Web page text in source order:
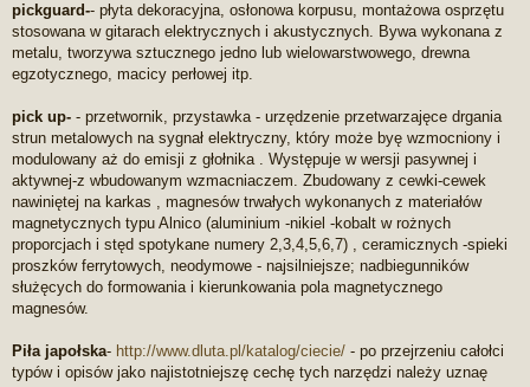
pickguard-- płyta dekoracyjna, osłonowa korpusu, montażowa osprzętu
stosowana w gitarach elektrycznych i akustycznych. Bywa wykonana z
metalu, tworzywa sztucznego jedno lub wielowarstwowego, drewna
egzotycznego, macicy perłowej itp.
pick up- - przetwornik, przystawka - urzędzenie przetwarzajęce drgania
strun metalowych na sygnał elektryczny, który może byę wzmocniony i
modulowany aż do emisji z głołnika . Występuje w wersji pasywnej i
aktywnej-z wbudowanym wzmacniaczem. Zbudowany z cewki-cewek
nawiniętej na karkas , magnesów trwałych wykonanych z materiałów
magnetycznych typu Alnico (aluminium -nikiel -kobalt w rożnych
proporcjach i stęd spotykane numery 2,3,4,5,6,7) , ceramicznych -spieki
proszków ferrytowych, neodymowe - najsilniejsze; nadbiegunników
służęcych do formowania i kierunkowania pola magnetycznego
magnesów.
Piła japołska- http://www.dluta.pl/katalog/ciecie/ - po przejrzeniu całołci
typów i opisów jako najistotniejszę cechę tych narzędzi należy uznaę